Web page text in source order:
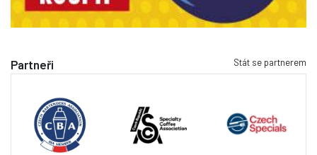
Partneři Stát se partnerem